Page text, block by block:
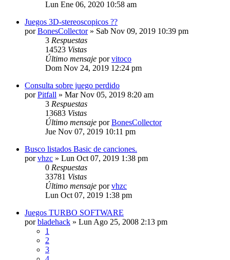
Lun Ene 06, 2020 10:58 am
Juegos 3D-stereoscopicos ??
porBonesCollector» Sab Nov 09, 2019 10:39 pm
3 Respuestas
14523 Vistas
Último mensaje porvitoco
Dom Nov 24, 2019 12:24 pm
Consulta sobre juego perdido
porPitfall » Mar Nov 05, 2019 8:20 am
3 Respuestas
13683 Vistas
Último mensaje porBonesCollector
Jue Nov 07, 2019 10:11 pm
Busco listados Basic de canciones.
porvhzc » Lun Oct 07, 2019 1:38 pm
0 Respuestas
33781 Vistas
Último mensaje porvhzc
Lun Oct 07, 2019 1:38 pm
Juegos TURBO SOFTWARE
porbladehack » Lun Ago 25, 2008 2:13 pm
1
2
3